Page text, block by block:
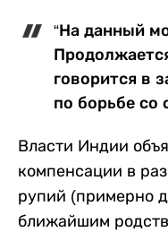
“На данный
говорится в
по борьбе со
Власти Индии
компенсации в
рупий (примерно
ближайшим